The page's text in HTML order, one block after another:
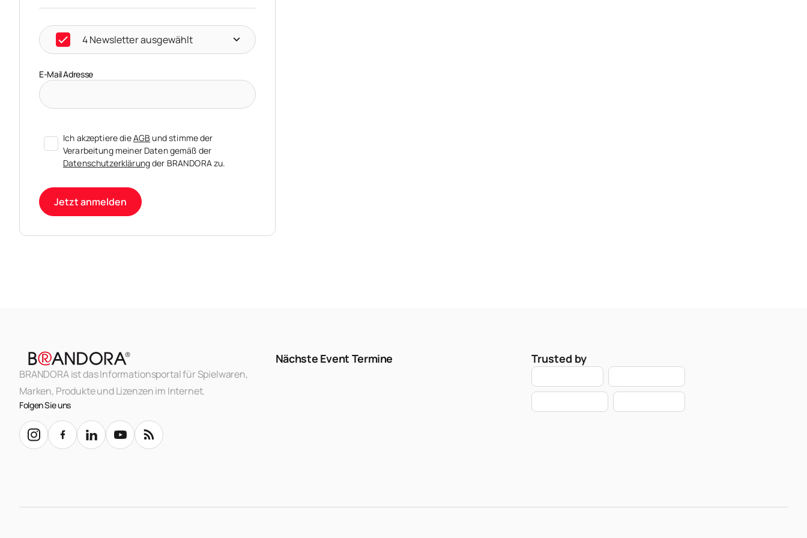
4 Newsletter ausgewählt
E-Mail Adresse
Ich akzeptiere dieAGBund stimme der
Verarbeitung meiner Daten gemäß der
Datenschutzerklärungder BRANDORA zu.
Jetzt anmelden
BRANDORA ist das Informationsportal für Spielwaren,
Marken, Produkte und Lizenzen im Internet.
Folgen Sie uns
Nächste Event Termine Trusted by